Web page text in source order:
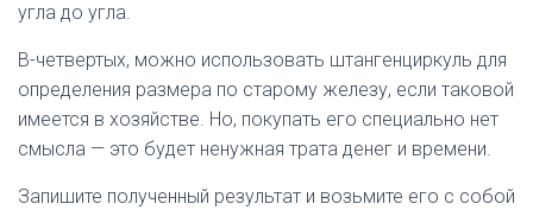
угла до угла.
В-четвертых, можно использовать штангенциркуль для
определения размера по старому железу, если таковой
имеется в хозяйстве. Но, покупать его специально нет
смысла — это будет ненужная трата денег и времени.
Запишите полученный результат и возьмите его с собой